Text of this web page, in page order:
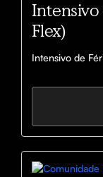
Intensivo
Flex)
Intensivo de